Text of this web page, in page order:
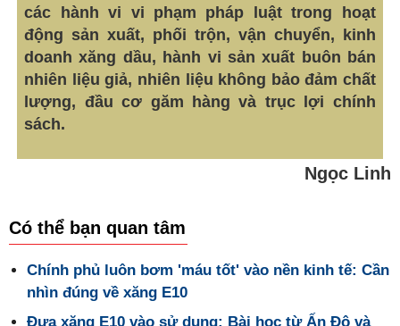
các hành vi vi phạm pháp luật trong hoạt
động sản xuất, phối trộn, vận chuyển, kinh
doanh xăng dầu, hành vi sản xuất buôn bán
nhiên liệu giả, nhiên liệu không bảo đảm chất
lượng, đầu cơ găm hàng và trục lợi chính
sách.
Ngọc Linh
Có thể bạn quan tâm
Chính phủ luôn bơm 'máu tốt' vào nền kinh tế: Cần
nhìn đúng về xăng E10
Đưa xăng E10 vào sử dụng: Bài học từ Ấn Độ và